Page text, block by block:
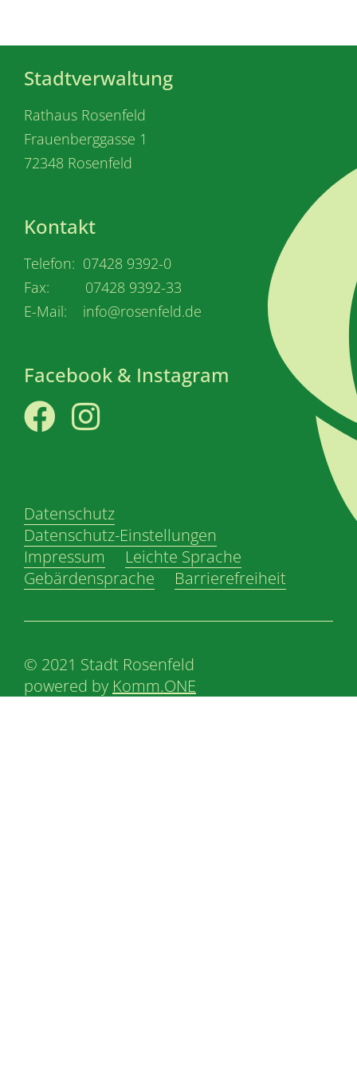
Stadtverwaltung
Rathaus Rosenfeld
Frauenberggasse 1
72348 Rosenfeld
Kontakt
Telefon: 07428 9392-0
Fax: 07428 9392-33
E-Mail: info@rosenfeld.de
Facebook & Instagram
Datenschutz
Datenschutz-Einstellungen
Impressum
Leichte Sprache
Gebärdensprache
Barrierefreiheit
© 2021 Stadt Rosenfeld
powered by Komm.ONE